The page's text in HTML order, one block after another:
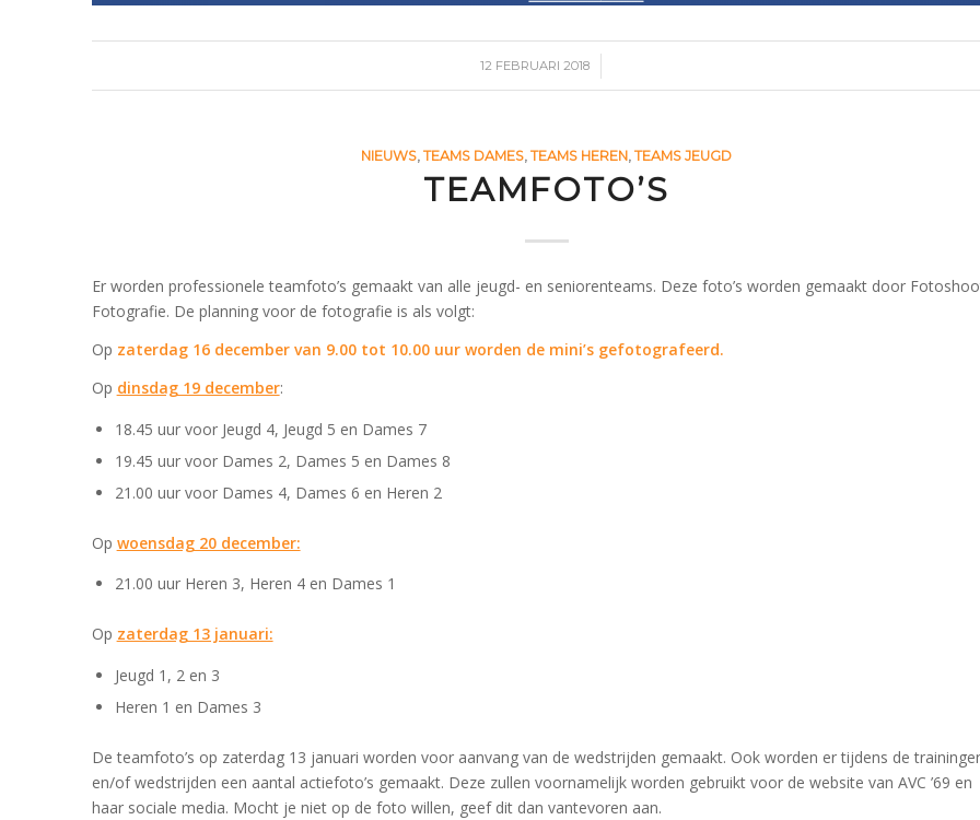
12 FEBRUARI 2018
/
NIEUWS,TEAMS DAMES,TEAMS HEREN,TEAMS JEUGD
TEAMFOTO’S
Er worden professionele teamfoto’s gemaakt van alle jeugd- en seniorenteams. Deze foto’s worden gemaakt door
Fotografie. De planning voor de fotografie is als volgt:
Op zaterdag 16 december van 9.00 tot 10.00 uur worden de mini’s gefotografeerd.
Op dinsdag 19 december:
18.45 uur voor Jeugd 4, Jeugd 5 en Dames 7
19.45 uur voor Dames 2, Dames 5 en Dames 8
21.00 uur voor Dames 4, Dames 6 en Heren 2
Op woensdag 20 december:
21.00 uur Heren 3, Heren 4 en Dames 1
Op zaterdag 13 januari:
Jeugd 1, 2 en 3
Heren 1 en Dames 3
De teamfoto’s op zaterdag 13 januari worden voor aanvang van de wedstrijden gemaakt. Ook worden er tijdens de
en/of wedstrijden een aantal actiefoto’s gemaakt. Deze zullen voornamelijk worden gebruikt voor de website van AVC ’69 en
haar sociale media. Mocht je niet op de foto willen, geef dit dan vantevoren aan.